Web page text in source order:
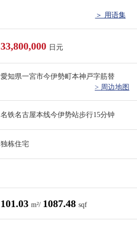
＞ 用语集
33,800,000 日元
愛知県一宮市今伊勢町本神戸字筋替
> 周边地图
名铁名古屋本线今伊势站步行15分钟
独栋住宅
101.03 m²/ 1087.48 sqf